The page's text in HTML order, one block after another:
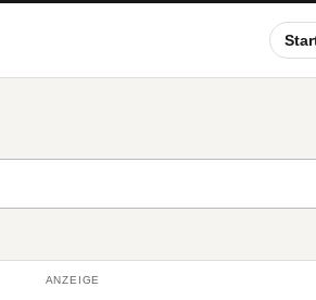
ANZEIGE